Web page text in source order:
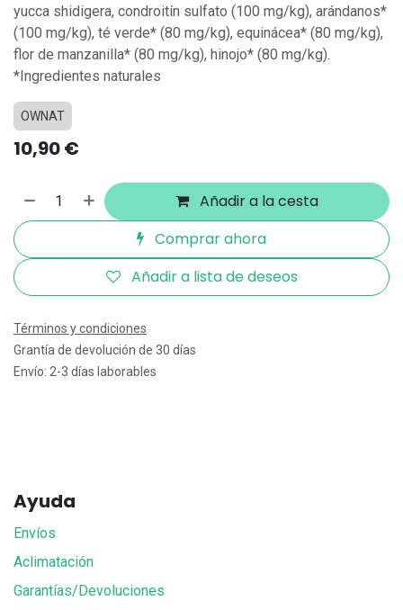
yucca shidigera, condroitín sulfato (100 mg/kg), arándanos*
(100 mg/kg), té verde* (80 mg/kg), equinácea* (80 mg/kg),
flor de manzanilla* (80 mg/kg), hinojo* (80 mg/kg).
*Ingredientes naturales
OWNAT
10,90€
Añadir a la cesta
Comprar ahora
Añadir a lista de deseos
Términos y condiciones
Grantía de devolución de 30 días
Envío: 2-3 días laborables
Ayuda
Envíos
Aclimatación
Garantías/Devoluciones